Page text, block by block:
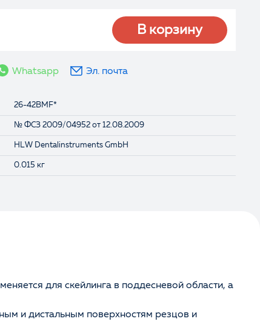
В корзину
Whatsapp Эл. почта
26-42BMF*
№ ФСЗ 2009/04952 от 12.08.2009
HLW Dentalinstruments GmbH
0.015 кг
для скейлинга в поддесневой области, а
и дистальным поверхностям резцов и